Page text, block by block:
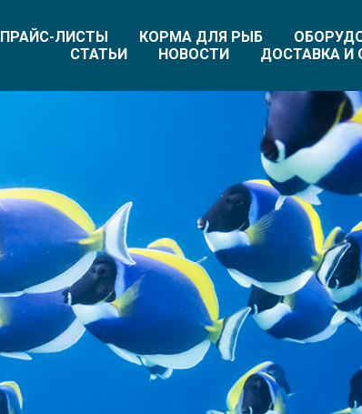
ПРАЙС-ЛИСТЫ КОРМА ДЛЯ РЫБ
СТАТЬИ
НОВОСТИ ДОСТАВКА И